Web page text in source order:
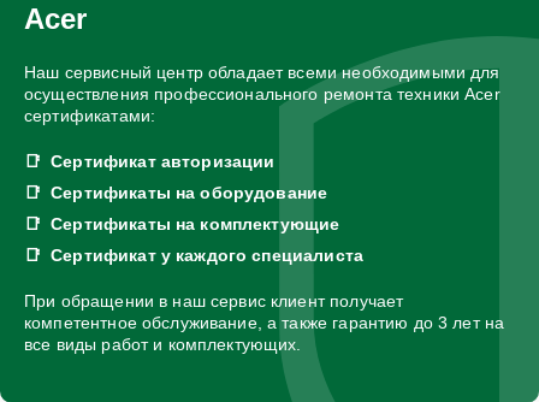
Acer
Наш сервисный центр обладает всеми необходимыми для
осуществления профессионального ремонта техники Acer
сертификатами:
Сертификат авторизации
Сертификаты на оборудование
Сертификаты на комплектующие
Сертификат у каждого специалиста
При обращении в наш сервис клиент получает
компетентное обслуживание, а также гарантию до 3 лет на
все виды работ и комплектующих.